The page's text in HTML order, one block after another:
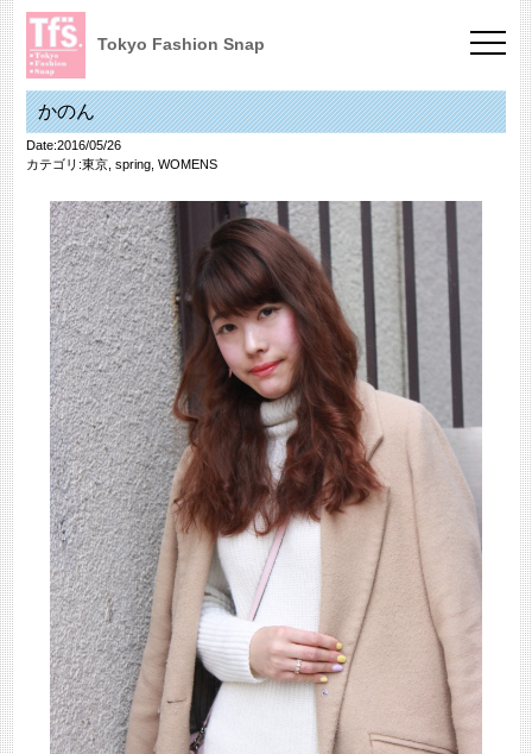
Tokyo Fashion Snap
かのん
Date:2016/05/26
カテゴリ:東京, spring, WOMENS